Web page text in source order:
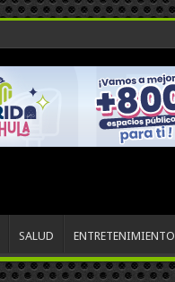
SALUD ENTRETENIMIENTO